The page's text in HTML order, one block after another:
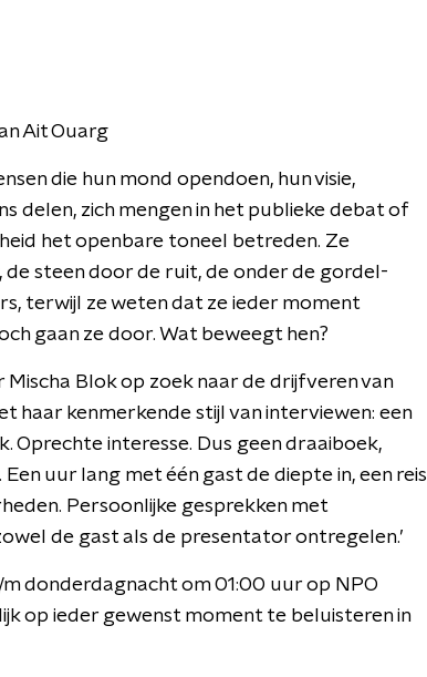
Ait Ouarg
die hun mond opendoen, hun visie,
delen, zich mengen in het publieke debat of
het openbare toneel betreden. Ze
steen door de ruit, de onder de gordel-
terwijl ze weten dat ze ieder moment
gaan ze door. Wat beweegt hen?
Mischa Blok op zoek naar de drijfveren van
haar kenmerkende stijl van interviewen: een
Oprechte interesse. Dus geen draaiboek,
uur lang met één gast de diepte in, een reis
Persoonlijke gesprekken met
de gast als de presentator ontregelen.’
donderdagnacht om 01:00 uur op NPO
op ieder gewenst moment te beluisteren in